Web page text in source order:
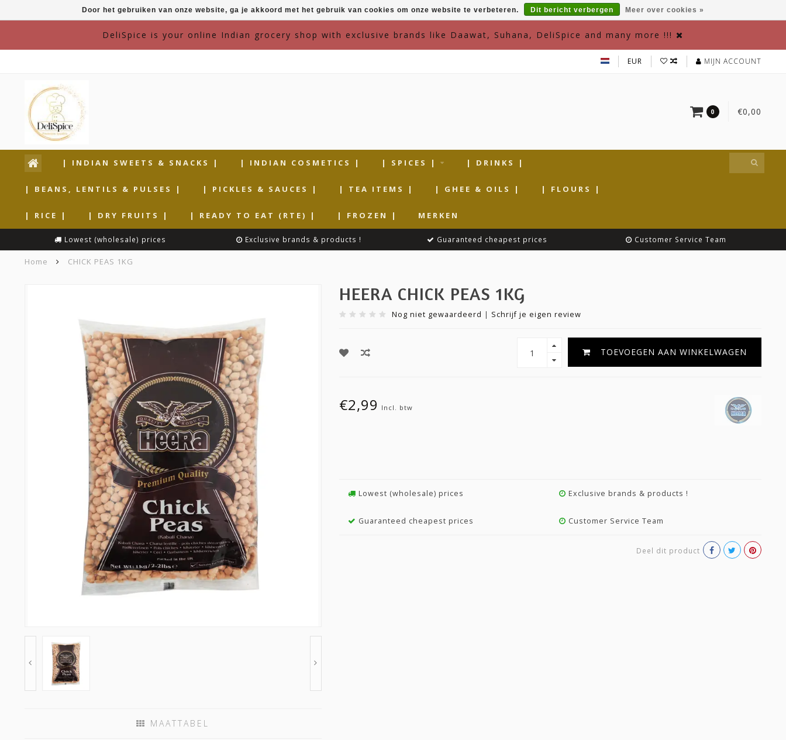
DeliSpice is your online Indian grocery shop with exclusive brands like Daawat, Suhana, DeliSpice and many more !!!
EUR MIJN ACCOUNT
0 €0,00
| INDIAN SWEETS & SNACKS | | INDIAN COSMETICS | | SPICES | | DRINKS |
| BEANS, LENTILS & PULSES | | PICKLES & SAUCES | | TEA ITEMS | | GHEE & OILS | | FLOURS |
| RICE | | DRY FRUITS | | READY TO EAT (RTE) | | FROZEN | MERKEN
Lowest (wholesale) prices Exclusive brands & products ! Guaranteed cheapest prices Customer Service Team
Home CHICK PEAS 1KG
MAATTABEL
HEERA CHICK PEAS 1KG
Nog niet gewaardeerd | Schrijf je eigen review
TOEVOEGEN AAN WINKELWAGEN
€2,99 Incl. btw
Lowest (wholesale) prices Exclusive brands & products !
Guaranteed cheapest prices Customer Service Team
Deel dit product
Door het gebruiken van onze website, ga je akkoord met het gebruik van cookies om onze website te verbeteren. Dit bericht verbergen Meer over cookies »